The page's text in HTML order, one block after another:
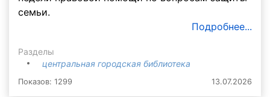
семьи.
Подробнее...
Разделы
центральная городская библиотека
Показов: 1299 13.07.2026